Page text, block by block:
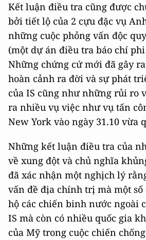
Kết luận điều tra cũng được
bởi tiết lộ của 2 cựu đặc vụ
những cuộc phỏng vấn độc
(một dự án điều tra báo chí
Những chứng cứ mới đã gây
hoàn cảnh ra đời và sự phát
của IS cũng như những rủi ro
ra nhiều vụ việc như vụ tấn
New York vào ngày 31.10 vừa
Những kết luận điều tra của
về xung đột và chủ nghĩa
đã xác nhận một nghịch lý
vấn đề địa chính trị mà một số
hộ các chiến binh nước ngoài
IS mà còn có nhiều quốc gia
của Mỹ trong cuộc chiến